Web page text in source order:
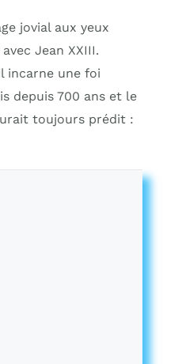
jovial aux yeux
Jean XXIII.
incarne une foi
depuis 700 ans et le
toujours prédit :